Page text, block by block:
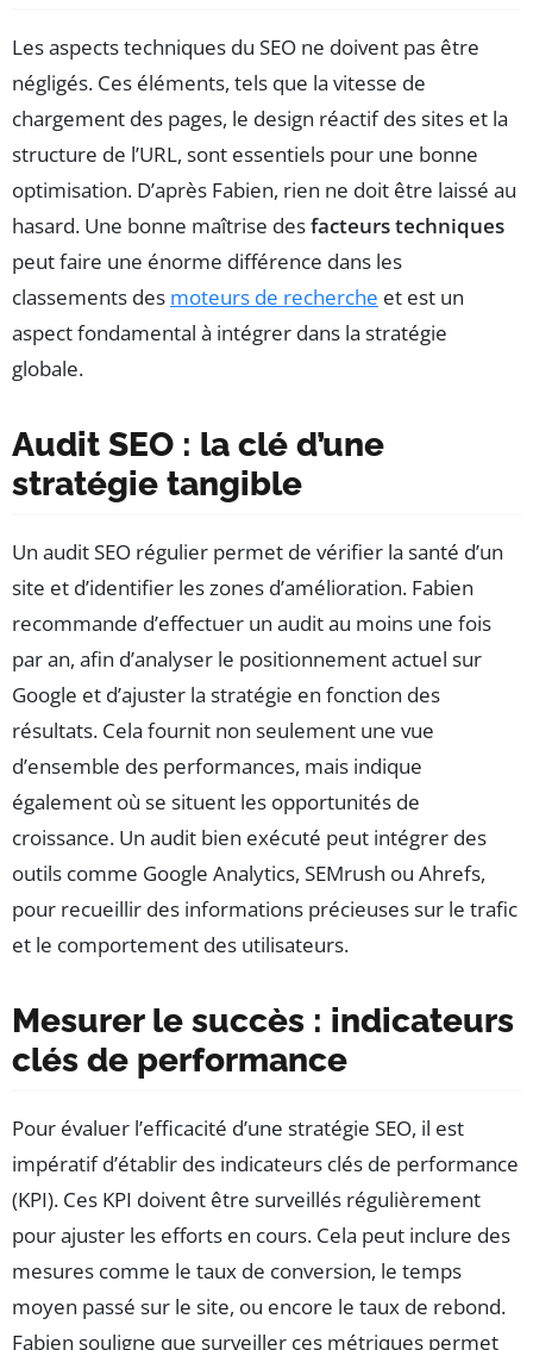
Les aspects techniques du SEO ne doivent pas être
négligés. Ces éléments, tels que la vitesse de
chargement des pages, le design réactif des sites et la
structure de l’URL, sont essentiels pour une bonne
optimisation. D’après Fabien, rien ne doit être laissé au
hasard. Une bonne maîtrise desfacteurs techniques
peut faire une énorme différence dans les
classements des moteurs de recherche et est un
aspect fondamental à intégrer dans la stratégie
globale.
Audit SEO : la clé d’une
stratégie tangible
Un audit SEO régulier permet de vérifier la santé d’un
site et d’identifier les zones d’amélioration. Fabien
recommande d’effectuer un audit au moins une fois
par an, afin d’analyser le positionnement actuel sur
Google et d’ajuster la stratégie en fonction des
résultats. Cela fournit non seulement une vue
d’ensemble des performances, mais indique
également où se situent les opportunités de
croissance. Un audit bien exécuté peut intégrer des
outils comme Google Analytics, SEMrush ou Ahrefs,
pour recueillir des informations précieuses sur le trafic
et le comportement des utilisateurs.
Mesurer le succès : indicateurs
clés de performance
Pour évaluer l’efficacité d’une stratégie SEO, il est
impératif d’établir des indicateurs clés de performance
(KPI). Ces KPI doivent être surveillés régulièrement
pour ajuster les efforts en cours. Cela peut inclure des
mesures comme le taux de conversion, le temps
moyen passé sur le site, ou encore le taux de rebond.
Fabien souligne que surveiller ces métriques permet